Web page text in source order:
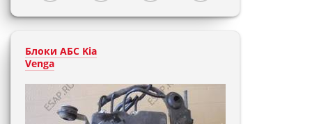
Блоки АБС Kia
Venga